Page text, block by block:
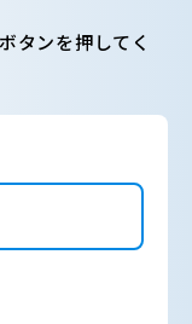
タンを押してく